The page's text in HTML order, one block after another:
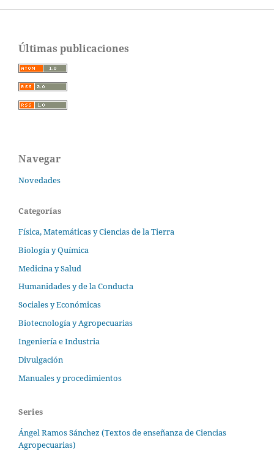
Últimas publicaciones
Navegar
Novedades
Categorías
Física, Matemáticas y Ciencias de la Tierra
Biología y Química
Medicina y Salud
Humanidades y de la Conducta
Sociales y Económicas
Biotecnología y Agropecuarias
Ingeniería e Industria
Divulgación
Manuales y procedimientos
Series
Ángel Ramos Sánchez (Textos de enseñanza de Ciencias
Agropecuarias)